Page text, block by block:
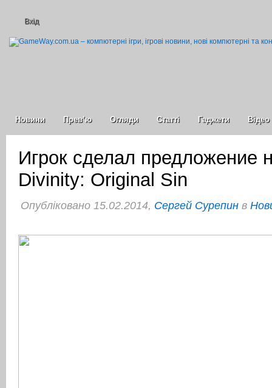
Вхід
Новини Прев’ю Огляди Статті Гаджети Відео
Игрок сделал предложение
Divinity: Original Sin
Опубліковано 15.02.2014, Сергей Сурепин в